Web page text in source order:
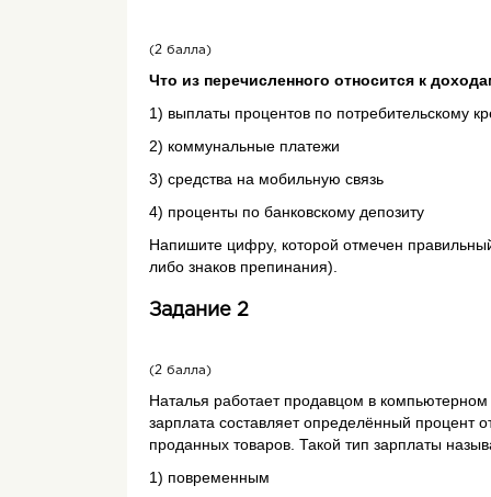
(2 балла)
Что из пе­ре­чис­лен­но­го от­но­сит­ся к
1) вы­пла­ты про­цен­тов по по­тре­би­тель­ско­му
2) ком­му­наль­ные пла­те­жи
3) сред­ства на мо­биль­ную связь
4) про­цен­ты по бан­ков­ско­му де­по­зи­ту
Напишите цифру, которой отмечен
либо знаков препинания).
Задание 2
(2 балла)
Наталья работает продавцом в
зарплата составляет определённый процент
проданных товаров. Такой тип зарплаты
1) повременным